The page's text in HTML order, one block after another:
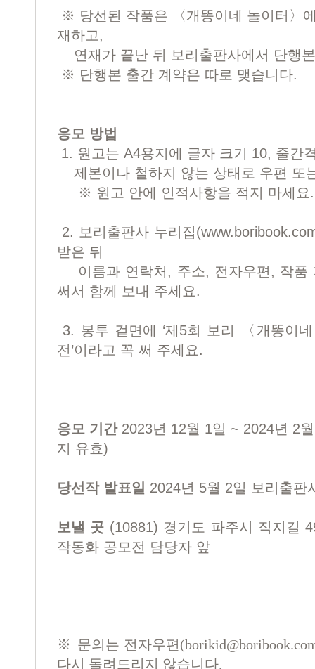
※ 당선된 작품은 〈개똥이네 놀이터〉
재하고,
연재가 끝난 뒤 보리출판사에서 단행
※ 단행본 출간 계약은 따로 맺습니다.
응모 방법
1. 원고는 A4용지에 글자 크기 10, 줄간
제본이나 철하지 않는 상태로 우편 또
※ 원고 안에 인적사항을 적지 마세요.
2. 보리출판사 누리집
받은 뒤
이름과 연락처, 주소, 전자우편, 작품
써서 함께 보내 주세요.
3. 봉투 겉면에 ‘제5회 보리 〈개똥이
전’이라고 꼭 써 주세요.
응모 기간 2023년 12월 1일 ~ 2024년 2
지 유효)
당선작 발표일 2024년 5월 2일 보리출판
보낼 곳 (10881) 경기도 파주시 직지길
작동화 공모전 담당자 앞
※ 문의는 전자우편(
다시 돌려드리지 않습니다.